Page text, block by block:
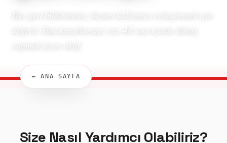
Her geri bildiriminiz, hizmet kalitemizi iyileştirmek için
← ANA SAYFA
Size Nasıl Yardımcı Olabiliriz?